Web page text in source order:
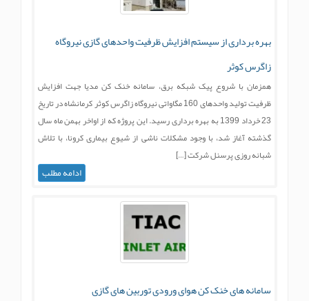
بهره برداری از سیستم افزایش ظرفیت واحدهای گازی نیروگاه
زاگرس کوثر
همزمان با شروع پیک شبکه برق، سامانه خنک کن مدیا جهت افزایش
ظرفیت تولید واحدهای 160 مگاواتی نیروگاه زاگرس کوثر کرمانشاه در تاریخ
23 خرداد 1399 به بهره برداری رسید. این پروژه که از اواخر بهمن ماه سال
گذشته آغاز شد، با وجود مشکلات ناشی از شیوع بیماری کرونا، با تلاش
شبانه روزی پرسنل شرکت […]
ادامه مطلب
سامانه های خنک کن هوای ورودی توربین های گازی